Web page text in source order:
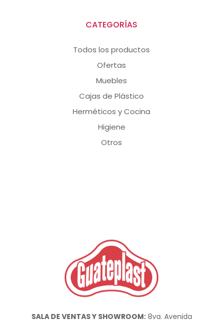
CATEGORÍAS
Todos los productos
Ofertas
Muebles
Cajas de Plástico
Herméticos y Cocina
Higiene
Otros
SALA DE VENTAS Y SHOWROOM:8va. Avenida